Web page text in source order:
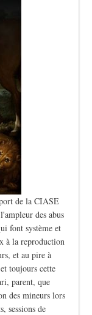
de la CIASE
des abus
font système et
à la reproduction
et au pire à
toujours cette
parent, que
des mineurs lors
sessions de